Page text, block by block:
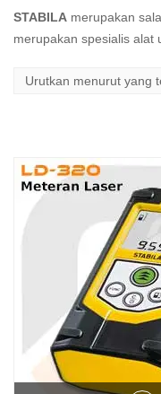
STABILA merupakan
merupakan spesialis alat